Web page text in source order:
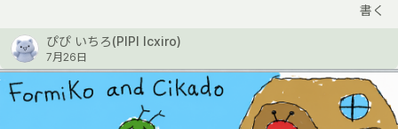
書く
ぴぴ いちろ(PIPI Icxiro)
7月26日